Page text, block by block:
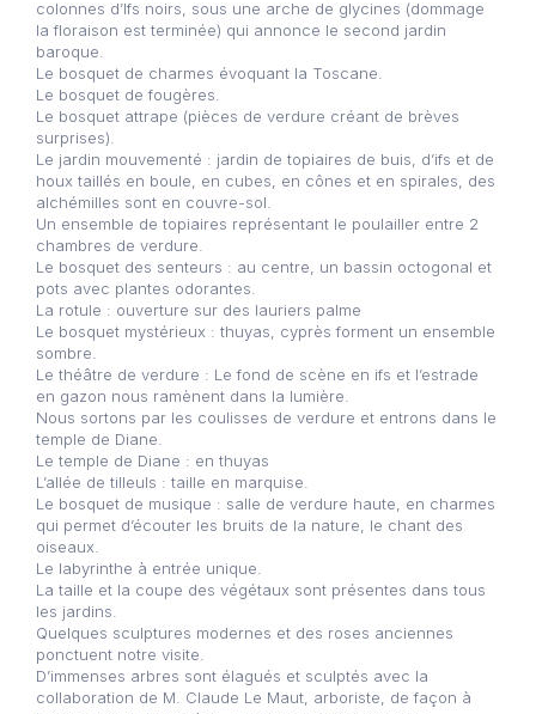
colonnes d’Ifs noirs, sous une arche de glycines (dommage
la floraison est terminée) qui annonce le second jardin
baroque.
Le bosquet de charmes évoquant la Toscane.
Le bosquet de fougères.
Le bosquet attrape (pièces de verdure créant de brèves
surprises).
Le jardin mouvementé : jardin de topiaires de buis, d’ifs et de
houx taillés en boule, en cubes, en cônes et en spirales, des
alchémilles sont en couvre-sol.
Un ensemble de topiaires représentant le poulailler entre 2
chambres de verdure.
Le bosquet des senteurs : au centre, un bassin octogonal et
pots avec plantes odorantes.
La rotule : ouverture sur des lauriers palme
Le bosquet mystérieux : thuyas, cyprès forment un ensemble
sombre.
Le théâtre de verdure : Le fond de scène en ifs et l’estrade
en gazon nous ramènent dans la lumière.
Nous sortons par les coulisses de verdure et entrons dans le
temple de Diane.
Le temple de Diane : en thuyas
L’allée de tilleuls : taille en marquise.
Le bosquet de musique : salle de verdure haute, en charmes
qui permet d’écouter les bruits de la nature, le chant des
oiseaux.
Le labyrinthe à entrée unique.
La taille et la coupe des végétaux sont présentes dans tous
les jardins.
Quelques sculptures modernes et des roses anciennes
ponctuent notre visite.
D’immenses arbres sont élagués et sculptés avec la
collaboration de M. Claude Le Maut, arboriste, de façon à